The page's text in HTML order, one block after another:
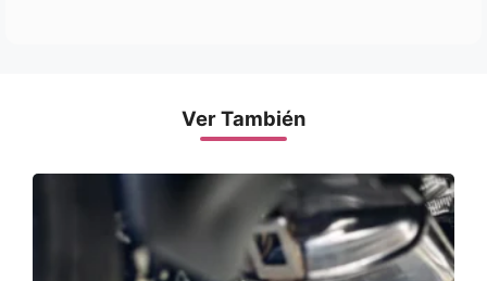
Ver También